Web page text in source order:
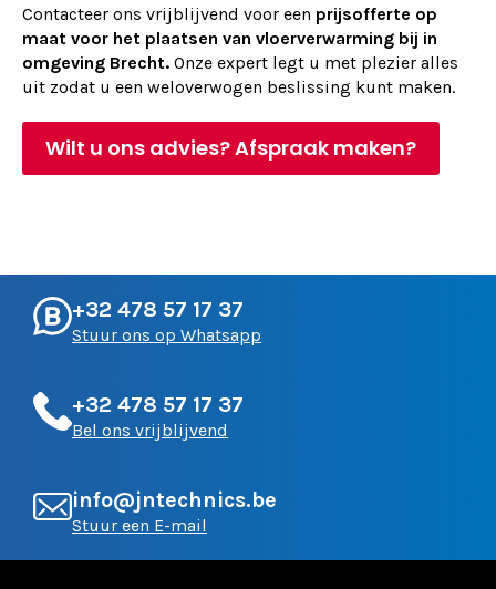
Contacteer ons vrijblijvend voor een prijsofferte op
maat voor het plaatsen van vloerverwarming bij in
omgeving Brecht. Onze expert legt u met plezier alles
uit zodat u een weloverwogen beslissing kunt maken.
Wilt u ons advies? Afspraak maken?
+32 478 57 17 37
Stuur ons op Whatsapp
+32 478 57 17 37
Bel ons vrijblijvend
info@jntechnics.be
Stuur een E-mail